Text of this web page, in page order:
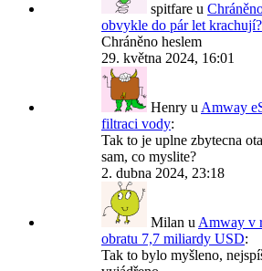
spitfare u
obvykle do pár let krachují?
Chráněno heslem
29. května 2024, 16:01
Henry u Amway
filtraci vody:
Tak to je uplne zbytecna
sam, co myslite?
2. dubna 2024, 23:18
Milan u Amway v
obratu 7,7 miliardy USD:
Tak to bylo myšleno,